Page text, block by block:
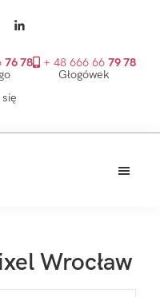
76 78
+ 48 666 66 79 78
Głogówek
Wrocław